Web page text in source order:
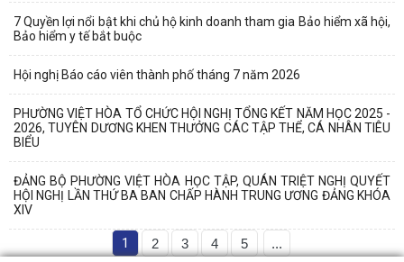
7 Quyền lợi nổi bật khi chủ hộ kinh doanh tham gia Bảo hiểm xã hội,
Bảo hiểm y tế bắt buộc
Hội nghị Báo cáo viên thành phố tháng 7 năm 2026
PHƯỜNG VIỆT HÒA TỔ CHỨC HỘI NGHỊ TỔNG KẾT NĂM HỌC 2025 -
2026, TUYÊN DƯƠNG KHEN THƯỞNG CÁC TẬP THỂ, CÁ NHÂN TIÊU
BIỂU
ĐẢNG BỘ PHƯỜNG VIỆT HÒA HỌC TẬP, QUÁN TRIỆT NGHỊ QUYẾT
HỘI NGHỊ LẦN THỨ BA BAN CHẤP HÀNH TRUNG ƯƠNG ĐẢNG KHÓA
XIV
1 2 3 4 5 ...